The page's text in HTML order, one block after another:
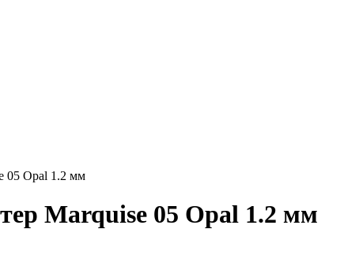
05 Opal 1.2 мм
Marquise 05 Opal 1.2 мм